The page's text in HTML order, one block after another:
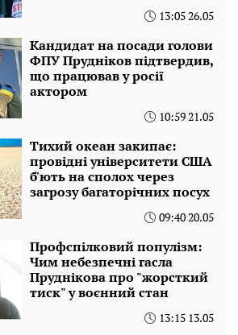
13:05 26.05
Кандидат на посади голови
ФПУ Прудніков підтвердив,
що працював у росії
актором
10:59 21.05
Тихий океан закипає:
провідні університети США
б'ють на сполох через
загрозу багаторічних посух
09:40 20.05
Профспілковий популізм:
Чим небезпечні гасла
Пруднікова про "жорсткий
тиск" у воєнний стан
13:15 13.05